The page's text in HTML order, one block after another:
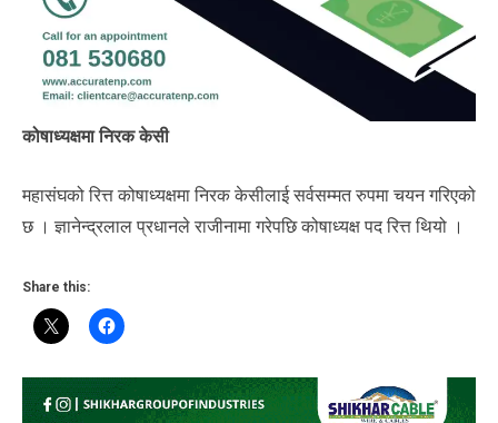
कोषाध्यक्षमा निरक केसी
महासंघको रित्त कोषाध्यक्षमा निरक केसीलाई सर्वसम्मत रुपमा चयन गरिएको
छ । ज्ञानेन्द्रलाल प्रधानले राजीनामा गरेपछि कोषाध्यक्ष पद रित्त थियो ।
Share this: